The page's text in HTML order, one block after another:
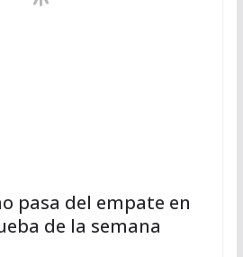
pasa del empate en
de la semana